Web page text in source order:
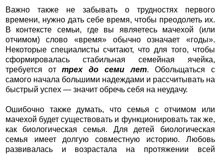
Важно также не забывать о трудностях первого
времени, нужно дать себе время, чтобы преодолеть их.
В контексте семьи, где вы являетесь мачехой (или
отчимом) слово «время» обычно означает «годы».
Некоторые специалисты считают, что для того, чтобы
сформировалась стабильная семейная ячейка,
требуется оттрех до семи лет. Обольщаться с
самого начала большими надеждами и рассчитывать на
быстрый успех — значит обречь себя на неудачу.
Ошибочно также думать, что семья с отчимом или
мачехой будет существовать и функционировать так же,
как биологическая семья. Для детей биологическая
семья имеет долгую совместную историю. Любовь
развивалась и возрастала на протяжении всей